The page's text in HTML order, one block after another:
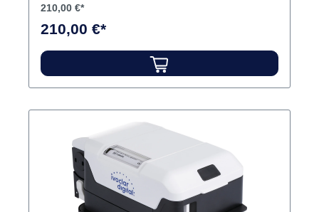
Primeprint 3D-Drucker und der Primeprint PPU
(Post Processing Unit). Primeprint arbeitet mit
Software für die automatisierte Druck- und
Nachbearbeitung sowie für ein umfassendes
zusammen Inhalt Waschbehälter
210,00 €*
210,00 €*